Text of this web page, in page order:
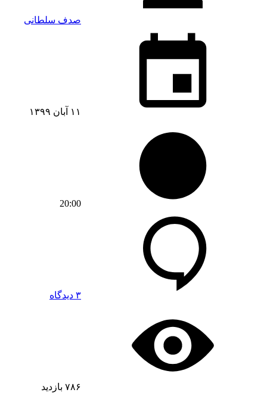
صدف سلطانی
۱۱ آبان ۱۳۹۹
20:00
۳ دیدگاه
۷۸۶ بازدید